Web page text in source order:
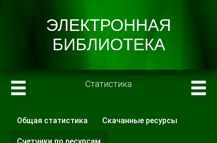
Статистика
Главные вкладки
Общая статистика Скачанные ресурсы